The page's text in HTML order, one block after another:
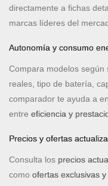
directamente a fichas
marcas líderes del
Autonomía y consumo
Compara modelos según
reales, tipo de batería,
comparador te ayuda a
entre eficiencia y
Precios y ofertas
Consulta los precios
como ofertas exclusivas